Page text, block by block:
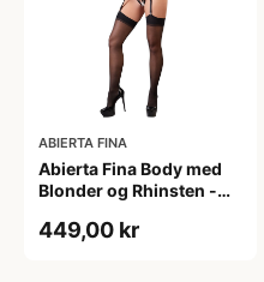
ABIERTA FINA
Abierta Fina Body med
Blonder og Rhinsten -
449,00 kr